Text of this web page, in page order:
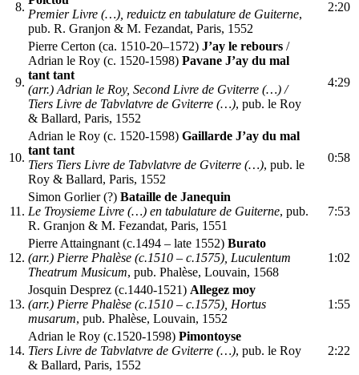
8.
Premier Livre (…), reduictz en tabulature de Guiterne,
pub. R. Granjon & M. Fezandat, Paris, 1552
2:20
9.
Pierre Certon (ca. 1510-20–1572) J’ay le rebours /
Adrian le Roy (c. 1520-1598) Pavane J’ay du mal
tant tant
(arr.) Adrian le Roy, Second Livre de Gviterre (…) /
Tiers Livre de Tabvlatvre de Gviterre (…), pub. le Roy
& Ballard, Paris, 1552
4:29
10.
Adrian le Roy (c. 1520-1598) Gaillarde J’ay du mal
tant tant
Tiers Tiers Livre de Tabvlatvre de Gviterre (…), pub. le
Roy & Ballard, Paris, 1552
0:58
11.
Simon Gorlier (?) Bataille de Janequin
Le Troysieme Livre (…) en tabulature de Guiterne, pub.
R. Granjon & M. Fezandat, Paris, 1551
7:53
12.
Pierre Attaingnant (c.1494 – late 1552) Burato
(arr.) Pierre Phalèse (c.1510 – c.1575), Luculentum
Theatrum Musicum, pub. Phalèse, Louvain, 1568
1:02
13.
Josquin Desprez (c.1440-1521) Allegez moy
(arr.) Pierre Phalèse (c.1510 – c.1575), Hortus
musarum, pub. Phalèse, Louvain, 1552
1:55
14.
Adrian le Roy (c.1520-1598) Pimontoyse
Tiers Livre de Tabvlatvre de Gviterre (…), pub. le Roy
& Ballard, Paris, 1552
2:22